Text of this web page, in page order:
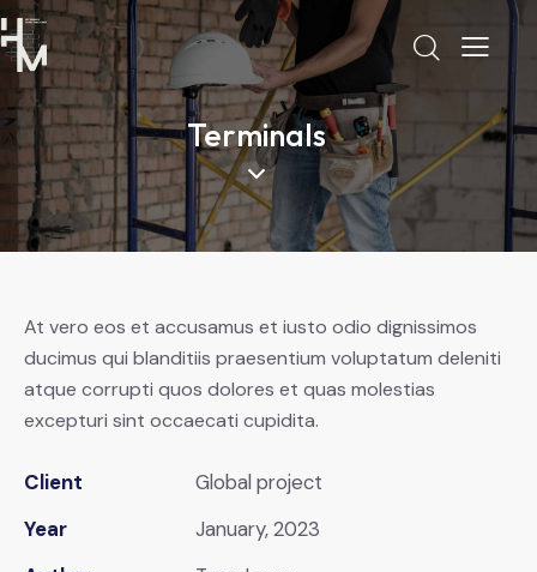
Terminals
At vero eos et accusamus et iusto odio dignissimos
ducimus qui blanditiis praesentium voluptatum deleniti
atque corrupti quos dolores et quas molestias
excepturi sint occaecati cupidita.
Client
Global project
Year
January, 2023